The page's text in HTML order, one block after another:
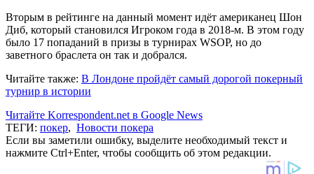
Вторым в рейтинге на данный момент идёт американец Шон
Диб, который становился Игроком года в 2018-м. В этом году
было 17 попаданий в призы в турнирах WSOP, но до
заветного браслета он так и добрался.
Читайте также: В Лондоне пройдёт самый дорогой покерный
турнир в истории
Читайте Korrespondent.net в Google News
ТЕГИ: покер, Новости покера
Если вы заметили ошибку, выделите необходимый текст и
нажмите Ctrl+Enter, чтобы сообщить об этом редакции.